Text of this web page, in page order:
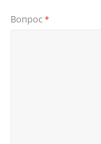
Вопрос*